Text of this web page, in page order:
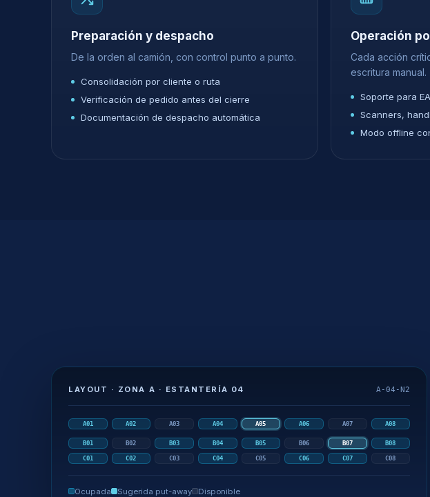
Preparación y despacho
De la orden al camión, con control punto a punto.
Consolidación por cliente o ruta
Verificación de pedido antes del cierre
Documentación de despacho automática
Operación
Cada acción
escritura manual.
Soporte para
Scanners,
Modo offline
LAYOUT · ZONA A · ESTANTERÍA 04 A-04-N2
A01 A02 A03 A04 A05 A06 A07 A08
B01 B02 B03 B04 B05 B06 B07 B08
C01 C02 C03 C04 C05 C06 C07 C08
Ocupada Sugerida put-away Disponible